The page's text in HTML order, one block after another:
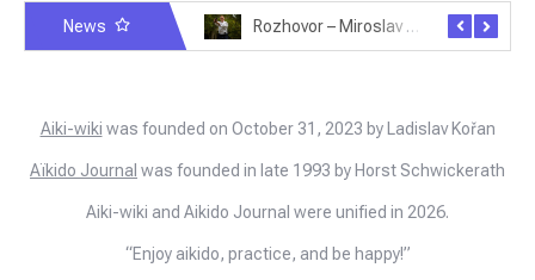
News Rozhovor – Miroslav Šmíd – 22.3.2025
Aiki-wiki was founded on October 31, 2023 by Ladislav Kořan
Aïkido Journal was founded in late 1993 by Horst Schwickerath
Aiki-wiki and Aikido Journal were unified in 2026.
“Enjoy aikido, practice, and be happy!”